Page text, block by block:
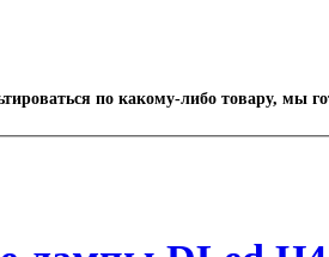
по какому-либо товару, мы